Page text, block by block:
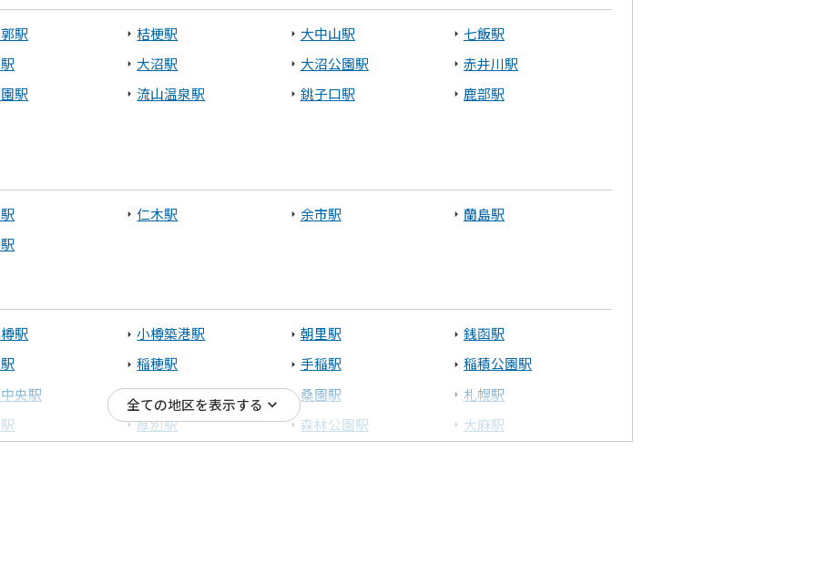
木古内町 八雲町
町
駅 桔梗駅 大中山駅
七飯駅
大沼駅 大沼公園駅
赤井川駅
駅
流山温泉駅 銚子口駅 鹿部駅
仁木駅 余市駅
蘭島駅
駅 小樽築港駅 朝里駅
銭函駅
稲穂駅 手稲駅
稲積公園駅
央駅
琴似駅 桑園駅
札幌駅
厚別駅 森林公園駅
大麻駅
全ての地区を表示する